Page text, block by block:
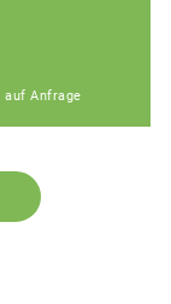
auf Anfrage